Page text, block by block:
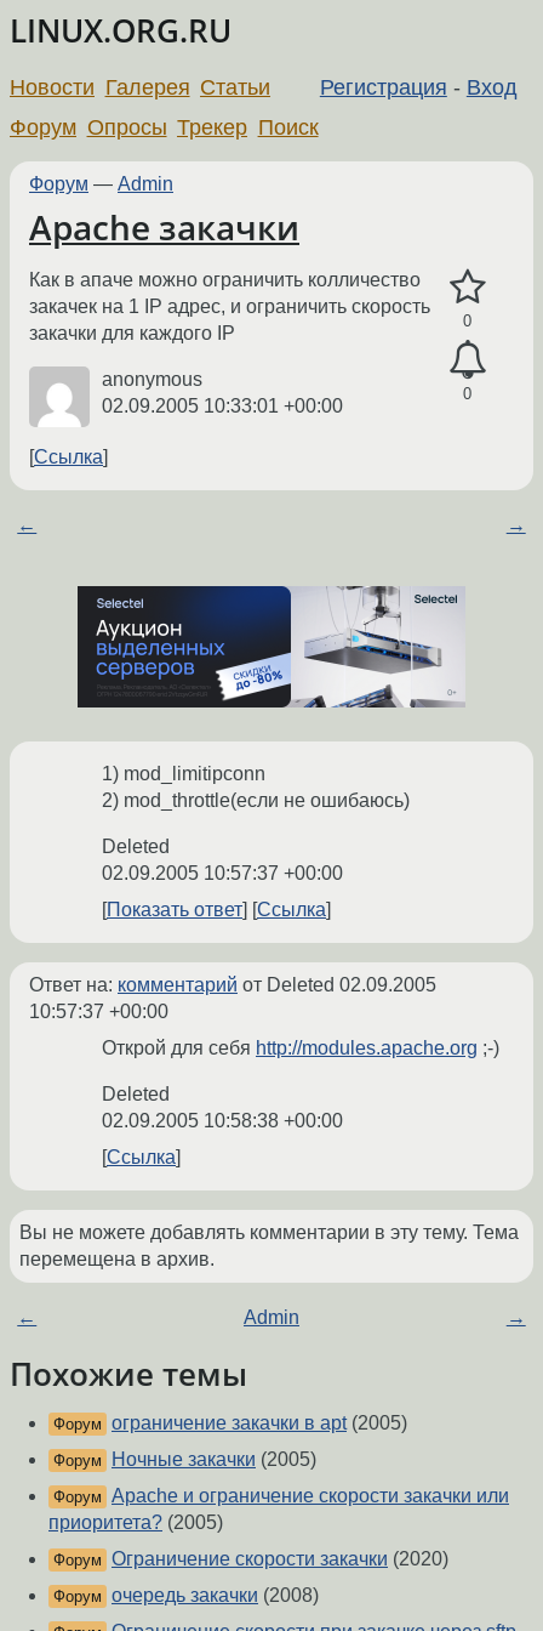
LINUX.ORG.RU
Регистрация - Вход
Новости Галерея Статьи
Форум Опросы Трекер Поиск
Форум — Admin
Apache закачки
0
0
Как в апаче можно ограничить колличество
закачек на 1 IP адрес, и ограничить скорость
закачки для каждого IP
anonymous
02.09.2005 10:33:01 +00:00
Ссылка
← →
1) mod_limitipconn
2) mod_throttle(если не ошибаюсь)
Deleted
02.09.2005 10:57:37 +00:00
Показать ответ
Ссылка
Ответ на: комментарий от Deleted 02.09.2005
10:57:37 +00:00
Открой для себя http://modules.apache.org ;-)
Deleted
02.09.2005 10:58:38 +00:00
Ссылка
Вы не можете добавлять комментарии в эту тему. Тема
перемещена в архив.
← Admin →
Похожие темы
Форум ограничение закачки в apt(2005)
Форум Ночные закачки (2005)
Форум Apache и ограничение скорости закачки или
приоритета? (2005)
Форум Ограничение скорости закачки (2020)
Форум очередь закачки (2008)